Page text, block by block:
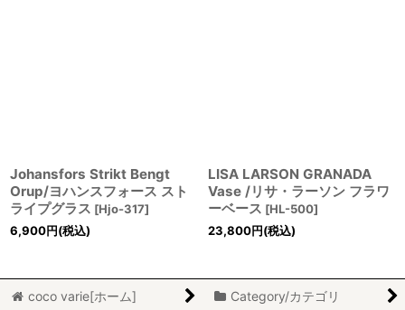
Johansfors Strikt Bengt
Orup/ヨハンスフォース スト
ライプグラス [Hjo-317]
6,900円(税込)
LISA LARSON GRANADA
Vase /リサ・ラーソン フラワ
ーベース [HL-500]
23,800円(税込)
coco varie[ホーム] Category/カテゴリ